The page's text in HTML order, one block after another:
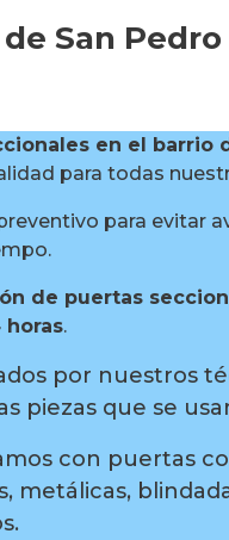
San Pedro
en el barrio
para todas
para evitar
de puertas
horas.
por nuestros
piezas que se
con puertas
metálicas,